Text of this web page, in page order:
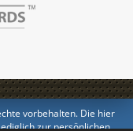
vorbehalten. Die hier
zur persönlichen